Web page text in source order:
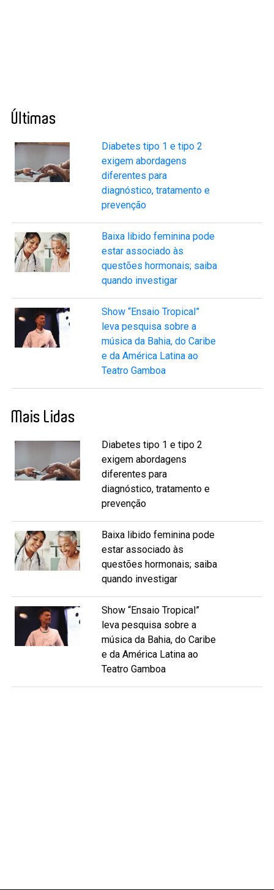
Últimas
Diabetes tipo 1 e tipo 2
exigem abordagens
diferentes para
diagnóstico, tratamento e
prevenção
Baixa libido feminina pode
estar associado às
questões hormonais; saiba
quando investigar
Show “Ensaio Tropical”
leva pesquisa sobre a
música da Bahia, do Caribe
e da América Latina ao
Teatro Gamboa
Mais Lidas
Diabetes tipo 1 e tipo 2
exigem abordagens
diferentes para
diagnóstico, tratamento e
prevenção
Baixa libido feminina pode
estar associado às
questões hormonais; saiba
quando investigar
Show “Ensaio Tropical”
leva pesquisa sobre a
música da Bahia, do Caribe
e da América Latina ao
Teatro Gamboa